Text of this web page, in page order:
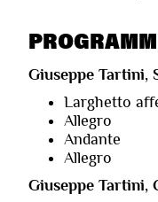
Giuseppe Tartini,
Larghetto
Allegro
Andante
Allegro
Giuseppe Tartini,